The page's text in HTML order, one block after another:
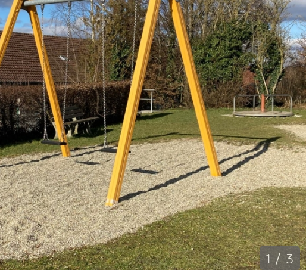
1 / 3